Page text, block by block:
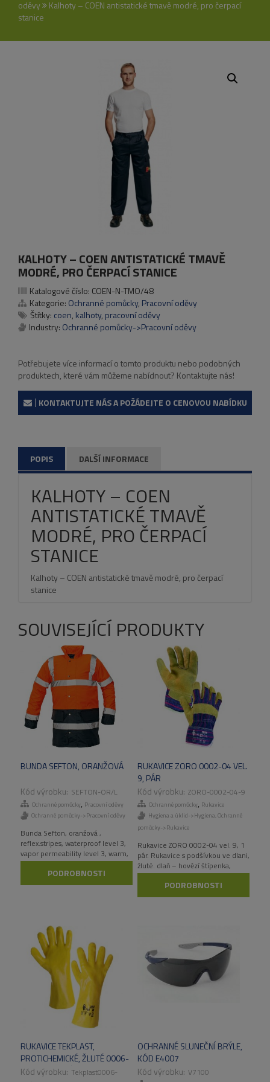
oděvy
Kalhoty – COEN antistatické tmavě modré, pro čerpací
stanice
KALHOTY – COEN ANTISTATICKÉ TMAVĚ
MODRÉ, PRO ČERPACÍ STANICE
Katalogové číslo: COEN-N-TMO/48
Kategorie: Ochranné pomůcky, Pracovní oděvy
Štítky: coen, kalhoty, pracovní oděvy
Industry: Ochranné pomůcky->Pracovní oděvy
Potřebujete více informací o tomto produktu nebo podobných
produktech, které vám můžeme nabídnout? Kontaktujte nás!
KONTAKTUJTE NÁS A POŽÁDEJTE O CENOVOU NABÍDKU
POPIS DALŠÍ INFORMACE
KALHOTY – COEN
ANTISTATICKÉ TMAVĚ
MODRÉ, PRO ČERPACÍ
STANICE
Kalhoty – COEN antistatické tmavě modré, pro čerpací
stanice
SOUVISEJÍCÍ PRODUKTY
BUNDA SEFTON, ORANŽOVÁ
SEFTON-OR/L
Ochranné pomůcky, Pracovní oděvy
Ochranné pomůcky->Pracovní oděvy
Bunda Sefton, oranžová ,
reflex.stripes, waterproof level 3,
vapor permeability level 3, warm,
hood in the collar, inside knit cuffs,
EN ISO 20470PODROBNOSTI
RUKAVICE ZORO 0002-04 VEL.
9, PÁR
ZORO-0002-04-9
Ochranné pomůcky, Rukavice
Hygiena a úklid->Hygiena, Ochranné
pomůcky->Rukavice
Rukavice ZORO 0002-04 vel. 9, 1
pár. Rukavice s podšívkou ve dlani,
žluté. dlaň – hovězí štípenka,
hřbet a manžeta – bavlněná
tkanina. Doporučené použití:
určeno pro suchá prostředí.
PODROBNOSTI
RUKAVICE TEKPLAST,
PROTICHEMICKÉ, ŽLUTÉ 0006-
13, VEL. 10, PÁRTekplast0006-
OCHRANNÉ SLUNEČNÍ BRÝLE,
KÓD E4007
V7100